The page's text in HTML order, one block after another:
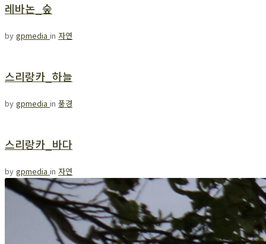
레바논_숲
by gpmedia in 자연
스리랑카_하늘
by gpmedia in 풍경
스리랑카_바다
by gpmedia in 자연